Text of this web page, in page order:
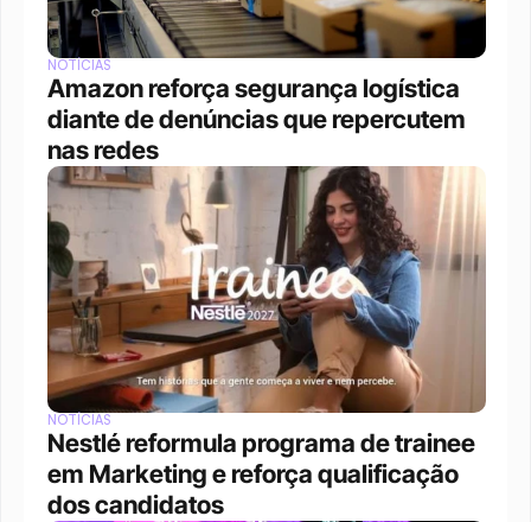
NOTÍCIAS
Amazon reforça segurança logística
diante de denúncias que repercutem
nas redes
NOTÍCIAS
Nestlé reformula programa de trainee
em Marketing e reforça qualificação
dos candidatos